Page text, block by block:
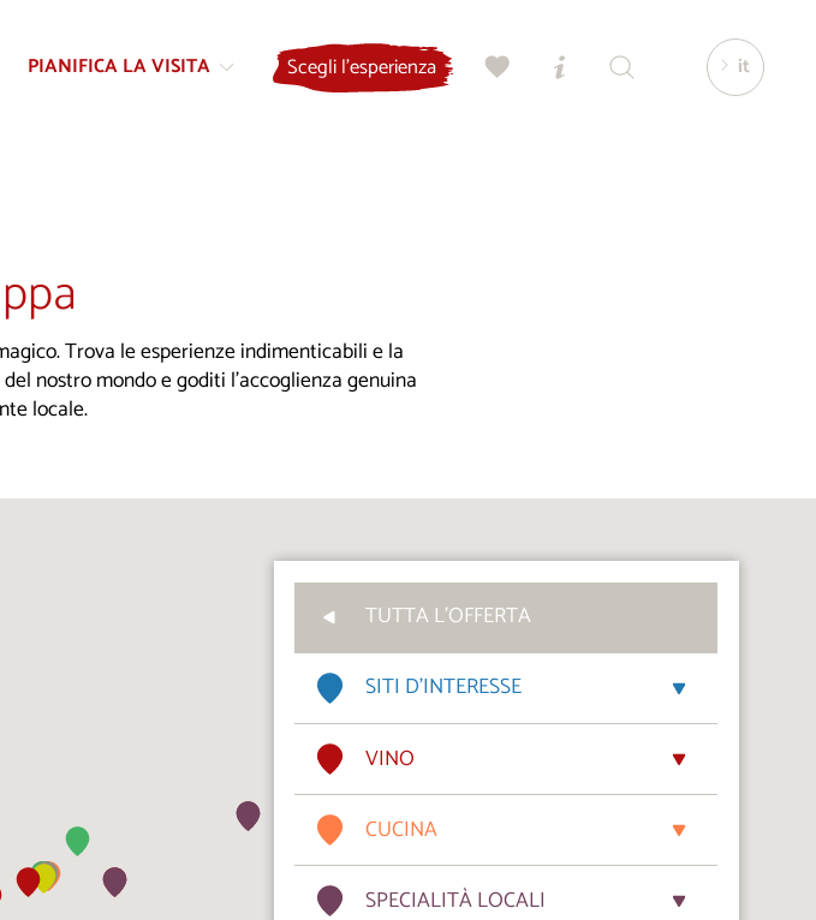
alla
PIANIFICA LA VISITA Scegli l'esperienza it
Trova le esperienze indimenticabili e la
nostro mondo e goditi l'accoglienza genuina
locale.
TUTTA L'OFFERTA
SITI D’INTERESSE
VINO
CUCINA
SPECIALITÀ LOCALI